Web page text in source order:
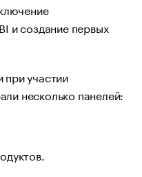
и создание первых
при участии
несколько панелей: